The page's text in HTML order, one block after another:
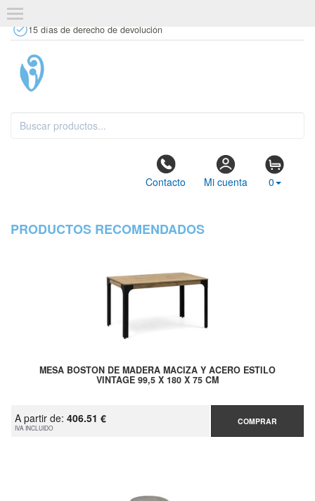
15 días de derecho de devolución
Contacto Mi cuenta 0
PRODUCTOS RECOMENDADOS
MESA BOSTON DE MADERA MACIZA Y ACERO ESTILO
VINTAGE 99,5 X 180 X 75 CM
A partir de: 406.51 €
IVA INCLUIDO
COMPRAR